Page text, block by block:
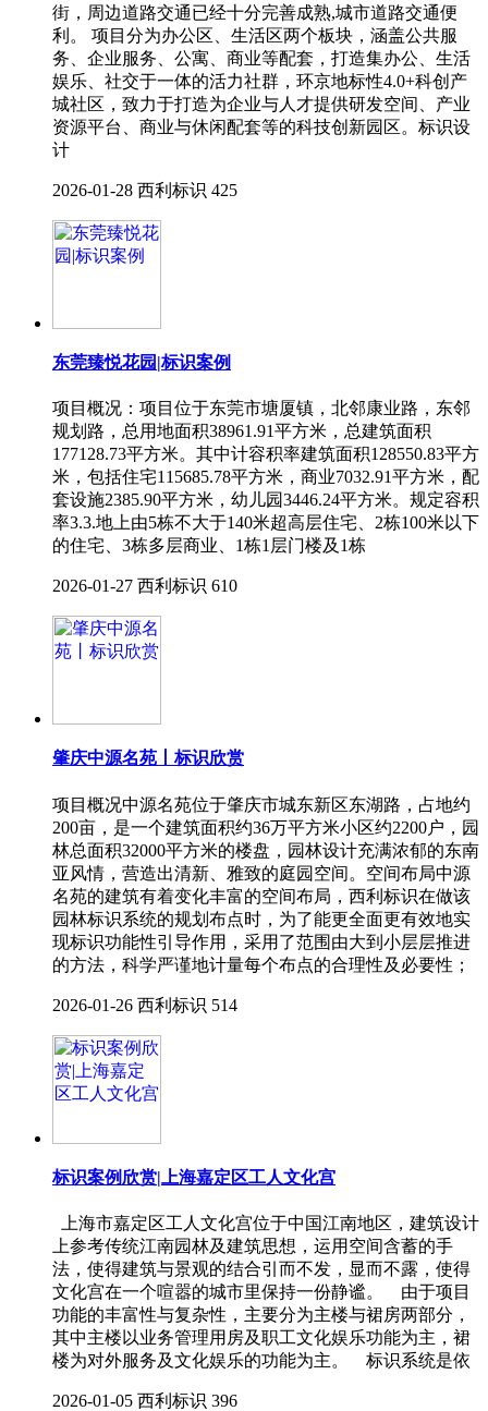
街，周边道路交通已经十分完善成熟,城市道路交通便
利。 项目分为办公区、生活区两个板块，涵盖公共服
务、企业服务、公寓、商业等配套，打造集办公、生活
娱乐、社交于一体的活力社群，环京地标性4.0+科创产
城社区，致力于打造为企业与人才提供研发空间、产业
资源平台、商业与休闲配套等的科技创新园区。标识设
计
2026-01-28 西利标识 425
东莞臻悦花园|标识案例
项目概况：项目位于东莞市塘厦镇，北邻康业路，东邻
规划路，总用地面积38961.91平方米，总建筑面积
177128.73平方米。其中计容积率建筑面积128550.83平方
米，包括住宅115685.78平方米，商业7032.91平方米，配
套设施2385.90平方米，幼儿园3446.24平方米。规定容积
率3.3.地上由5栋不大于140米超高层住宅、2栋100米以下
的住宅、3栋多层商业、1栋1层门楼及1栋
2026-01-27 西利标识 610
肇庆中源名苑丨标识欣赏
项目概况中源名苑位于肇庆市城东新区东湖路，占地约
200亩，是一个建筑面积约36万平方米小区约2200户，园
林总面积32000平方米的楼盘，园林设计充满浓郁的东南
亚风情，营造出清新、雅致的庭园空间。空间布局中源
名苑的建筑有着变化丰富的空间布局，西利标识在做该
园林标识系统的规划布点时，为了能更全面更有效地实
现标识功能性引导作用，采用了范围由大到小层层推进
的方法，科学严谨地计量每个布点的合理性及必要性；
2026-01-26 西利标识 514
标识案例欣赏|上海嘉定区工人文化宫
上海市嘉定区工人文化宫位于中国江南地区，建筑设计
上参考传统江南园林及建筑思想，运用空间含蓄的手
法，使得建筑与景观的结合引而不发，显而不露，使得
文化宫在一个喧嚣的城市里保持一份静谧。 由于项目
功能的丰富性与复杂性，主要分为主楼与裙房两部分，
其中主楼以业务管理用房及职工文化娱乐功能为主，裙
楼为对外服务及文化娱乐的功能为主。 标识系统是依
2026-01-05 西利标识 396